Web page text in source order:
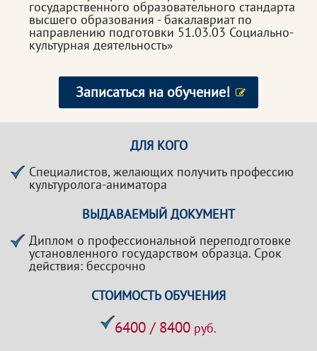
государственного образовательного стандарта
высшего образования - бакалавриат по
направлению подготовки 51.03.03 Социально-
культурная деятельность»
Записаться на обучение!
ДЛЯ КОГО
Специалистов, желающих получить профессию
культуролога-аниматора
ВЫДАВАЕМЫЙ ДОКУМЕНТ
Диплом о профессиональной переподготовке
установленного государством образца. Срок
действия: бессрочно
СТОИМОСТЬ ОБУЧЕНИЯ
6400 / 8400 руб.